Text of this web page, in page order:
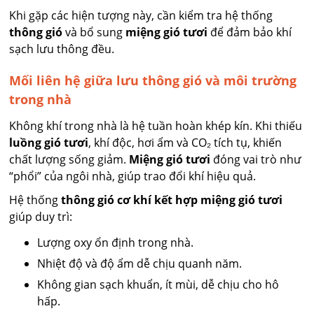
Khi gặp các hiện tượng này, cần kiểm tra hệ thống
thông gióvà bổ sung miệng gió tươi để đảm bảo khí
sạch lưu thông đều.
Mối liên hệ giữa lưu thông gió và môi trường
trong nhà
Không khí trong nhà là hệ tuần hoàn khép kín. Khi thiếu
luồng gió tươi, khí độc, hơi ẩm và CO₂ tích tụ, khiến
chất lượng sống giảm. Miệng gió tươi đóng vai trò như
“phổi” của ngôi nhà, giúp trao đổi khí hiệu quả.
Hệ thốngthông gió cơ khí kết hợp miệng gió tươi
giúp duy trì:
Lượng oxy ổn định trong nhà.
Nhiệt độ và độ ẩm dễ chịu quanh năm.
Không gian sạch khuẩn, ít mùi, dễ chịu cho hô
hấp.